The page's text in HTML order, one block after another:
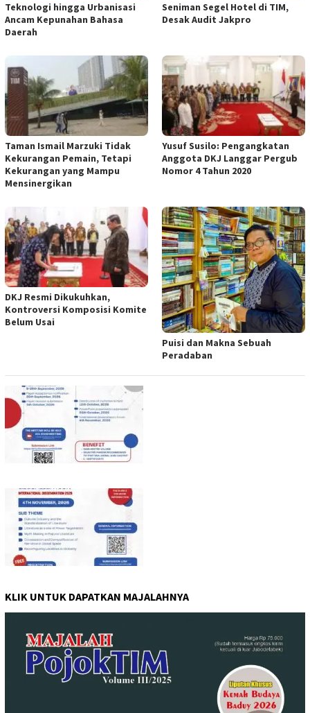
Teknologi hingga Urbanisasi
Ancam Kepunahan Bahasa
Daerah
Seniman Segel Hotel di TIM,
Desak Audit Jakpro
Taman Ismail Marzuki Tidak
Kekurangan Pemain, Tetapi
Kekurangan yang Mampu
Mensinergikan
Yusuf Susilo: Pengangkatan
Anggota DKJ Langgar Pergub
Nomor 4 Tahun 2020
DKJ Resmi Dikukuhkan,
Kontroversi Komposisi Komite
Belum Usai
Puisi dan Makna Sebuah
Peradaban
KLIK UNTUK DAPATKAN MAJALAHNYA